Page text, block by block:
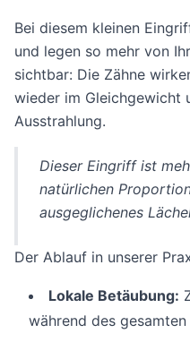
Bei diesem kleinen
und legen so mehr von
sichtbar: Die Zähne
wieder im Gleichgewicht
Ausstrahlung.
Dieser Eingriff ist
natürlichen
ausgeglichenes
Der Ablauf in unserer
Lokale Betäubung:
während des